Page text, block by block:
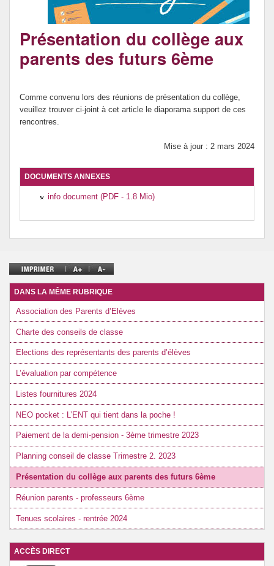
Ressources par matière
Vie au collège
Présentation du collège aux
parents des futurs 6ème
Comme convenu lors des réunions de présentation du collège,
veuillez trouver ci-joint à cet article le diaporama support de ces
rencontres.
Mise à jour : 2 mars 2024
DOCUMENTS ANNEXES
info document (PDF - 1.8 Mio)
DANS LA MÊME RUBRIQUE
Association des Parents d’Elèves
Charte des conseils de classe
Elections des représentants des parents d’élèves
L’évaluation par compétence
Listes fournitures 2024
NEO pocket : L’ENT qui tient dans la poche !
Paiement de la demi-pension - 3ème trimestre 2023
Planning conseil de classe Trimestre 2. 2023
Présentation du collège aux parents des futurs 6ème
Réunion parents - professeurs 6ème
Tenues scolaires - rentrée 2024
ACCÈS DIRECT